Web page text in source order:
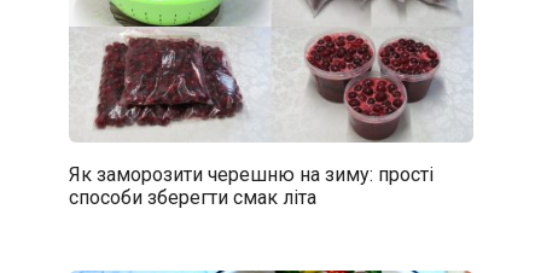
Як заморозити черешню на зиму: прості
способи зберегти смак літа